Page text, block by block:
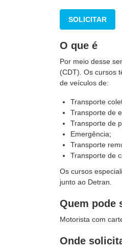
SOLICITAR
O que é
Por meio desse
(CDT). Os cursos
de veículos de:
Transporte
Transporte de
Transporte de
Emergência;
Transporte
Transporte de
Os cursos
junto ao Detran.
Quem pode
Motorista com
Onde